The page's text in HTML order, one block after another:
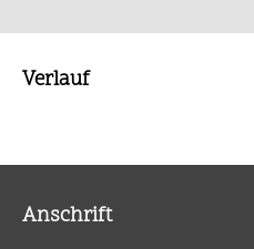
Verlauf
Anschrift